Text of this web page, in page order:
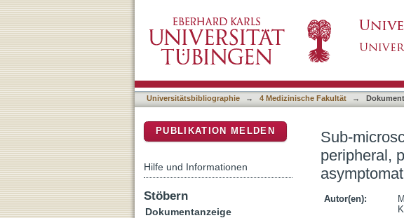
Sub-microscopic Plasmodium
cord blood samples from
Universitätsbibliographie → 4 Medizinische Fakultät →
Sub-
peripheral,
Autor(en):
PUBLIKATION MELDEN
Hilfe und Informationen
Stöbern
Dokumentanzeige